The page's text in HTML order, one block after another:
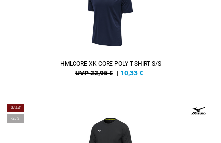
HMLCORE XK CORE POLY T-SHIRT S/S
UVP 22,95 € | 10,33€
SALE
-35%